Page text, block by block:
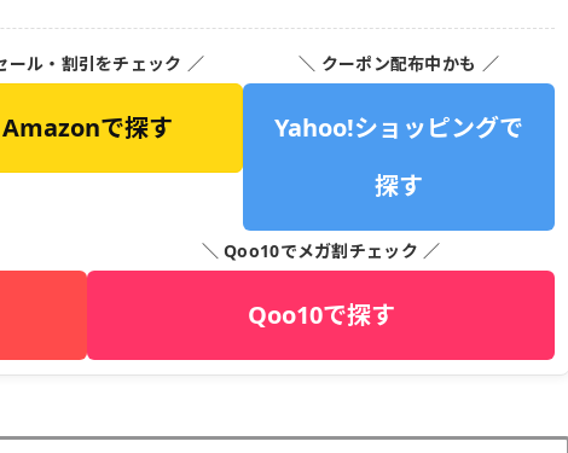
ール・割引をチェック ／
Amazonで探す
＼ クーポン配布中かも ／
Yahoo!ショッピングで
探す
＼ Qoo10でメガ割チェック ／
Qoo10で探す